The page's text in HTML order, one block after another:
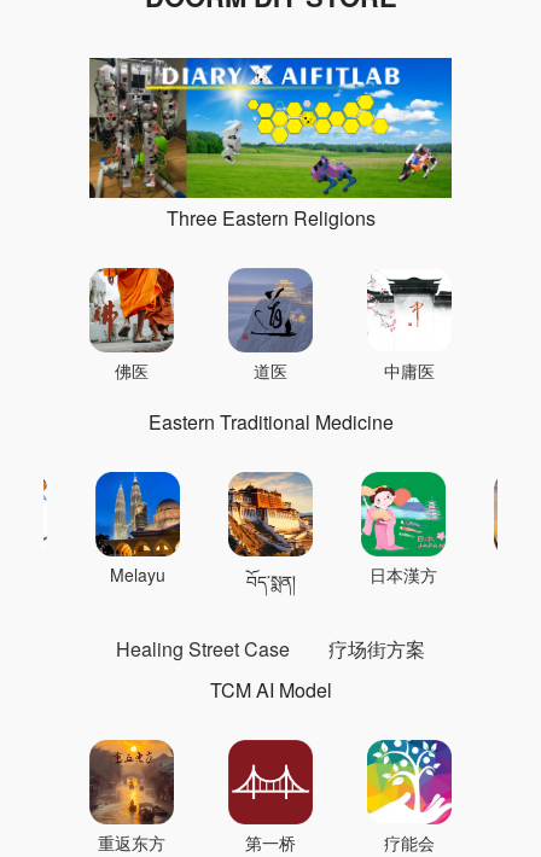
Three Eastern Religions
佛医 道医 中庸医
Eastern Traditional Medicine
Melayu བོད་སྨན། 日本漢方
Healing Street Case
疗场街方案
TCM AI Model
重返东方 第一桥 疗能会